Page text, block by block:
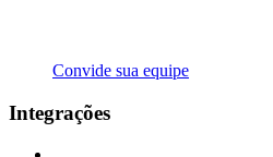
Convide sua equipe
Integrações